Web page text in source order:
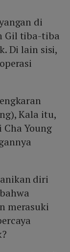
di
Gil tiba-tiba
Di lain sisi,
Kala itu,
Young
diri
merasuki